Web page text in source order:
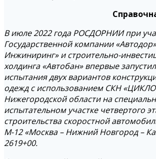
В июле 2022 года РОСДОРНИИ при
Государственной компании
Инжиниринг» и строительно-
холдинга «Автобан» впервые
испытания двух вариантов
одежд с использованием СКН
Нижегородской области на
испытательном участке четвертого
строительства скоростной
М-12 «Москва – Нижний Новгород –
2619+00.